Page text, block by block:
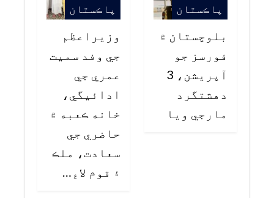
پاڪستان
بلوچستان ۾
فورسز جو
آپريشن، 3
دهشتگرد
مارجي ويا
پاڪستان
وزيراعظم
جي وفد سميت
عمري جي
ادائيگي،
خانه ڪعبه ۾
حاضري جي
سعادت، ملڪ
۽ قوم لاءِ…